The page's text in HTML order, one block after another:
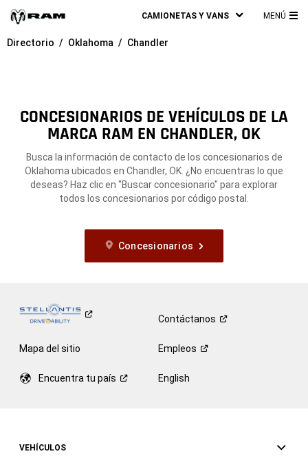
CAMIONETAS Y VANS MENÚ
Directorio Oklahoma Chandler
CONCESIONARIOS DE VEHÍCULOS DE LA
MARCA RAM EN CHANDLER, OK
Busca la información de contacto de los concesionarios de
Oklahoma ubicados en Chandler, OK. ¿No encuentras lo que
deseas? Haz clic en "Buscar concesionario" para explorar
todos los concesionarios por código postal.
Concesionarios
Contáctanos
Mapa del sitio Empleos
Encuentra tu país English
VEHÍCULOS